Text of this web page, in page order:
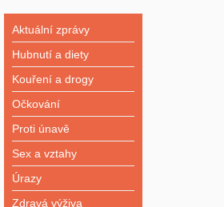
Aktuální zprávy
Hubnutí a diety
Kouření a drogy
Očkování
Proti únavě
Sex a vztahy
Úrazy
Zdravá výživa